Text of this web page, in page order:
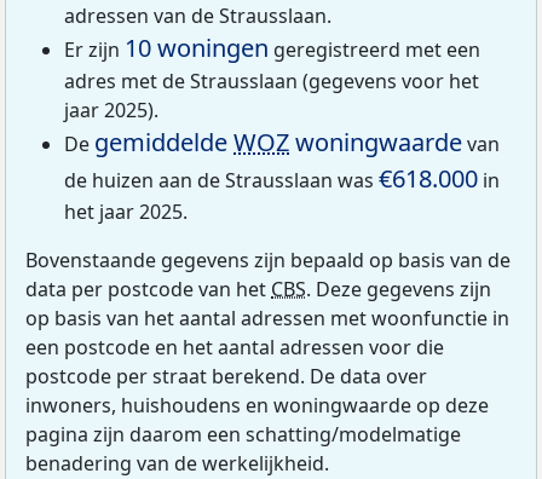
adressen van de Strausslaan.
Er zijn 10 woningen geregistreerd met een
adres met de Strausslaan (gegevens voor het
jaar 2025).
De gemiddeldeWOZwoningwaardevan
de huizen aan de Strausslaan was €618.000 in
het jaar 2025.
Bovenstaande gegevens zijn bepaald op basis van de
data per postcode van het CBS. Deze gegevens zijn
op basis van het aantal adressen met woonfunctie in
een postcode en het aantal adressen voor die
postcode per straat berekend. De data over
inwoners, huishoudens en woningwaarde op deze
pagina zijn daarom een schatting/modelmatige
benadering van de werkelijkheid.